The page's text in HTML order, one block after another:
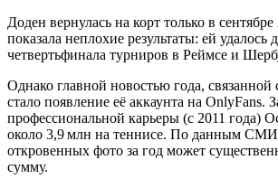
Доден вернулась на корт только в
показала неплохие результаты: ей удалось
четвертьфинала турниров в Реймсе и
Однако главной новостью года, связанной
стало появление её аккаунта на OnlyFans.
профессиональной карьеры (с 2011 года)
около 3,9 млн на теннисе. По данным
откровенных фото за год может
сумму.